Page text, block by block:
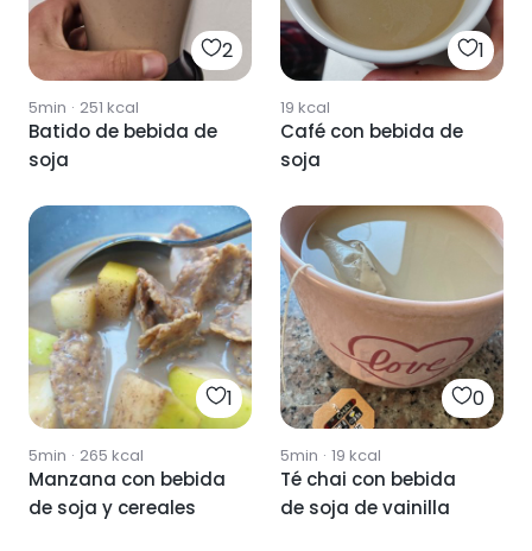
2
5min · 251 kcal
Batido de bebida de
soja
1
19 kcal
Café con bebida de
soja
1
5min · 265 kcal
Manzana con bebida
de soja y cereales
0
5min · 19 kcal
Té chai con bebida
de soja de vainilla